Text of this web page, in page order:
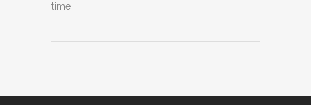
time.